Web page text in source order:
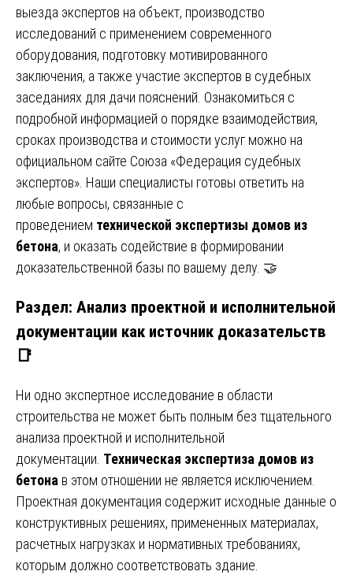
выезда экспертов на объект, производство
исследований с применением современного
оборудования, подготовку мотивированного
заключения, а также участие экспертов в судебных
заседаниях для дачи пояснений. Ознакомиться с
подробной информацией о порядке взаимодействия,
сроках производства и стоимости услуг можно на
официальном сайте Союза «Федерация судебных
экспертов». Наши специалисты готовы ответить на
любые вопросы, связанные с
проведением технической экспертизы домов из
бетона, и оказать содействие в формировании
доказательственной базы по вашему делу. 🤝
Раздел: Анализ проектной и исполнительной
документации как источник доказательств
📑
Ни одно экспертное исследование в области
строительства не может быть полным без тщательного
анализа проектной и исполнительной
документации. Техническая экспертиза домов из
бетона в этом отношении не является исключением.
Проектная документация содержит исходные данные о
конструктивных решениях, примененных материалах,
расчетных нагрузках и нормативных требованиях,
которым должно соответствовать здание.